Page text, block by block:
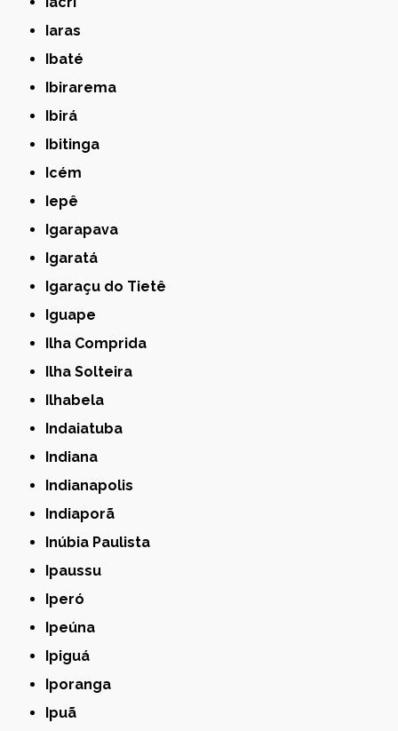
Iaras
Ibaté
Ibirarema
Ibirá
Ibitinga
Icém
Iepê
Igarapava
Igaratá
Igaraçu do Tietê
Iguape
Ilha Comprida
Ilha Solteira
Ilhabela
Indaiatuba
Indiana
Indianapolis
Indiaporã
Inúbia Paulista
Ipaussu
Iperó
Ipeúna
Ipiguá
Iporanga
Ipuã